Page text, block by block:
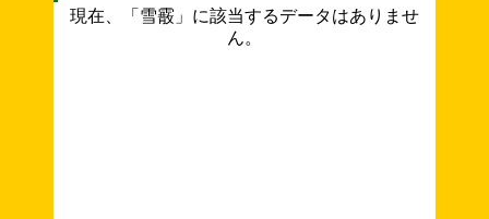
現在、「雪霰」に該当するデータはありませ
ん。